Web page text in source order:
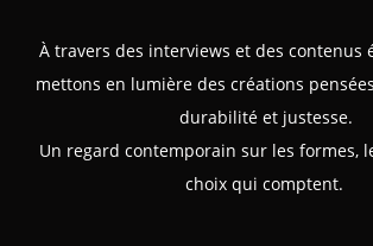
À travers des interviews et des contenus
mettons en lumière des créations
durabilité et justesse.
Un regard contemporain sur les formes,
choix qui comptent.